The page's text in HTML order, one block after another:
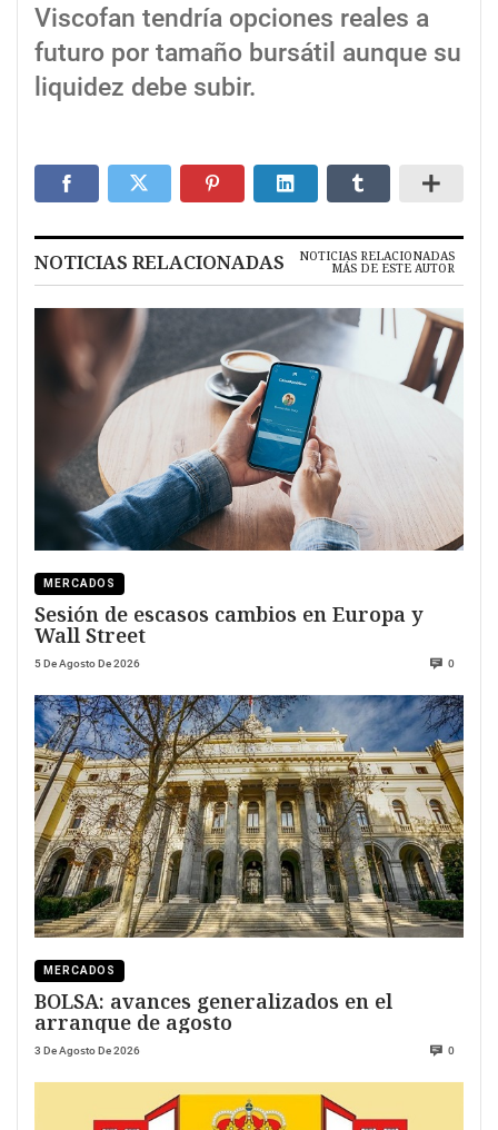
Viscofan tendría opciones reales a
futuro por tamaño bursátil aunque su
liquidez debe subir.
NOTICIAS RELACIONADAS NOTICIAS RELACIONADAS
MÁS DE ESTE AUTOR
MERCADOS
Sesión de escasos cambios en Europa y
Wall Street
5 De Agosto De 2026 0
MERCADOS
BOLSA: avances generalizados en el
arranque de agosto
3 De Agosto De 2026 0